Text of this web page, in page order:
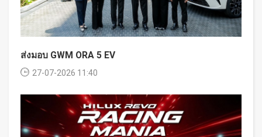
ส่งมอบ GWM ORA 5 EV
27-07-2026 11:40